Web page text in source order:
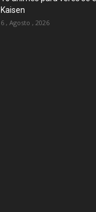
Kaisen
6 , Agosto , 2026